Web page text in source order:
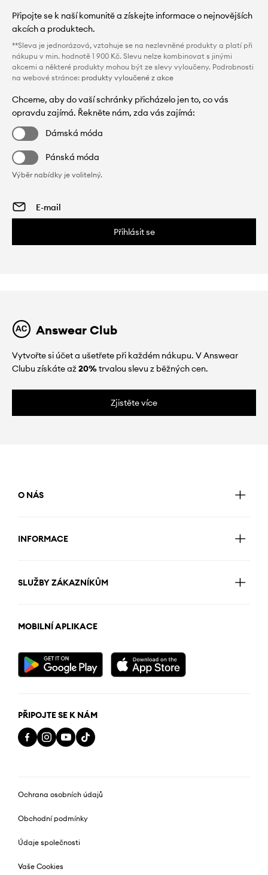
Připojte se k naší komunitě a získejte informace o nejnovějších
akcích a produktech.
**Sleva je jednorázová, vztahuje se na nezlevněné produkty a platí při
nákupu v min. hodnotě 1 900 Kč. Slevu nelze kombinovat s jinými
akcemi a některé produkty mohou být ze slevy vyloučeny. Podrobnosti
na webové stránce: produkty vyloučené z akce
Chceme, aby do vaší schránky přicházelo jen to, co vás
opravdu zajímá. Řekněte nám, zda vás zajímá:
Dámská móda
Pánská móda
Výběr nabídky je volitelný.
Přihlásit se
Answear Club
Vytvořte si účet a ušetřete při každém nákupu. V Answear
Clubu získáte až20%trvalou slevu z běžných cen.
Zjistěte více
O NÁS
INFORMACE
SLUŽBY ZÁKAZNÍKŮM
MOBILNÍ APLIKACE
PŘIPOJTE SE K NÁM
Ochrana osobních údajů
Obchodní podmínky
Údaje společnosti
Vaše Cookies